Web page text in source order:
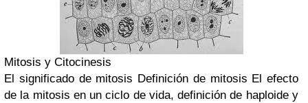
Mitosis y Citocinesis
El significado de mitosis Definición de mitosis El efecto
de la mitosis en un ciclo de vida, definición de haploide y